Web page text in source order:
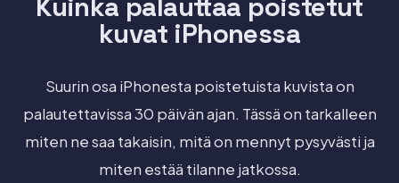
kuvat iPhonessa
Suurin osa iPhonesta poistetuista kuvista on
palautettavissa 30 päivän ajan. Tässä on tarkalleen
miten ne saa takaisin, mitä on mennyt pysyvästi ja
miten estää tilanne jatkossa.